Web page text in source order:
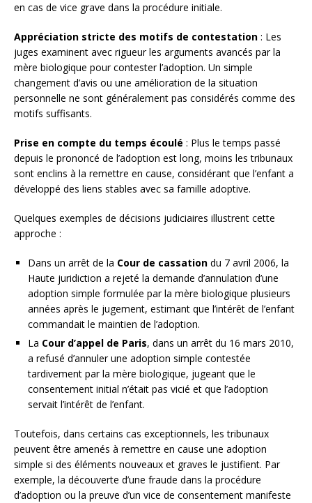
en cas de vice grave dans la procédure initiale.
Appréciation stricte des motifs de contestation : Les
juges examinent avec rigueur les arguments avancés par la
mère biologique pour contester l’adoption. Un simple
changement d’avis ou une amélioration de la situation
personnelle ne sont généralement pas considérés comme des
motifs suffisants.
Prise en compte du temps écoulé : Plus le temps passé
depuis le prononcé de l’adoption est long, moins les tribunaux
sont enclins à la remettre en cause, considérant que l’enfant a
développé des liens stables avec sa famille adoptive.
Quelques exemples de décisions judiciaires illustrent cette
approche :
Dans un arrêt de la Cour de cassation du 7 avril 2006, la
Haute juridiction a rejeté la demande d’annulation d’une
adoption simple formulée par la mère biologique plusieurs
années après le jugement, estimant que l’intérêt de l’enfant
commandait le maintien de l’adoption.
La Cour d’appel de Paris, dans un arrêt du 16 mars 2010,
a refusé d’annuler une adoption simple contestée
tardivement par la mère biologique, jugeant que le
consentement initial n’était pas vicié et que l’adoption
servait l’intérêt de l’enfant.
Toutefois, dans certains cas exceptionnels, les tribunaux
peuvent être amenés à remettre en cause une adoption
simple si des éléments nouveaux et graves le justifient. Par
exemple, la découverte d’une fraude dans la procédure
d’adoption ou la preuve d’un vice de consentement manifeste